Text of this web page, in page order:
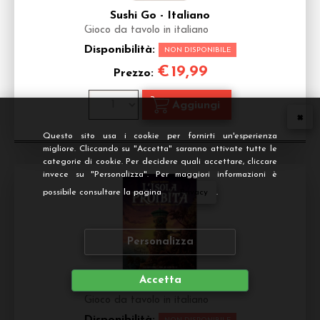
Questo sito usa i cookie per fornirti un'esperienza
migliore. Cliccando su "Accetta" saranno attivate tutte le
categorie di cookie. Per decidere quali accettare, cliccare
invece su "Personalizza". Per maggiori informazioni è
possibile consultare la pagina Privacy .
Personalizza
Accetta
Sushi Go - Italiano
Gioco da tavolo in italiano
Disponibilità: NON DISPONIBILE
Prezzo: €19,99
L'Isola Proibita